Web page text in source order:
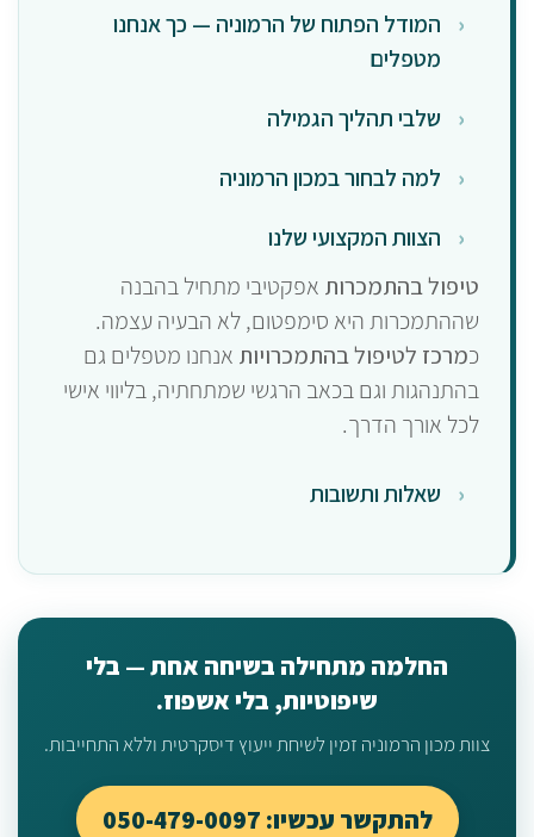
המודל הפתוח של הרמוניה — כך אנחנו
מטפלים
שלבי תהליך הגמילה
למה לבחור במכון הרמוניה
הצוות המקצועי שלנו
טיפול בהתמכרות אפקטיבי מתחיל בהבנה
שההתמכרות היא סימפטום, לא הבעיה עצמה.
כמרכז לטיפול בהתמכרויות אנחנו מטפלים גם
בהתנהגות וגם בכאב הרגשי שמתחתיה, בליווי אישי
לכל אורך הדרך.
שאלות ותשובות
החלמה מתחילה בשיחה אחת — בלי
שיפוטיות, בלי אשפוז.
צוות מכון הרמוניה זמין לשיחת ייעוץ דיסקרטית וללא התחייבות.
להתקשר עכשיו: 050-479-0097